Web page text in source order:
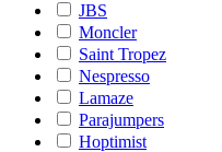
JBS
Moncler
Saint Tropez
Nespresso
Lamaze
Parajumpers
Hoptimist